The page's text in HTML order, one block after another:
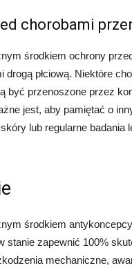
chorobami
środkiem ochrony
drogą płciową. Niektóre
być przenoszone przez
jest, aby pamiętać o
lub regularne
środkiem
stanie zapewnić 100%
mechaniczne,